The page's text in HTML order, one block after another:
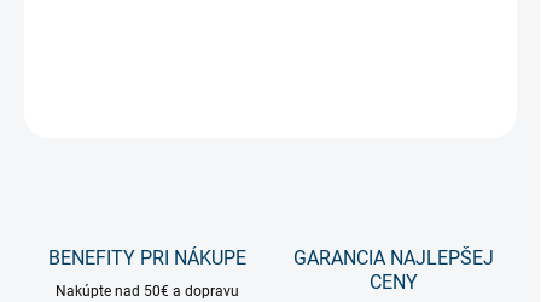
BENEFITY PRI NÁKUPE
Nakúpte nad 50€ a dopravu
GARANCIA NAJLEPŠEJ
CENY